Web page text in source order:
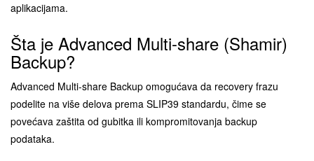
aplikacijama.
Šta je Advanced Multi-share (Shamir)
Backup?
Advanced Multi-share Backup omogućava da recovery frazu
podelite na više delova prema SLIP39 standardu, čime se
povećava zaštita od gubitka ili kompromitovanja backup
podataka.